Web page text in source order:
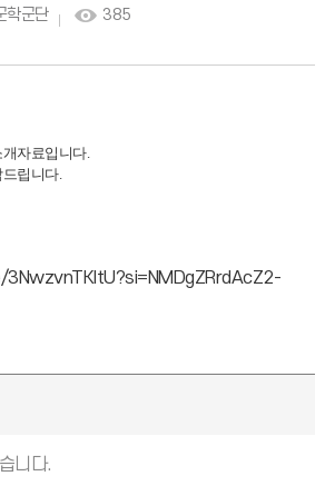
학군단 385
개자료입니다.
드립니다.
니다.